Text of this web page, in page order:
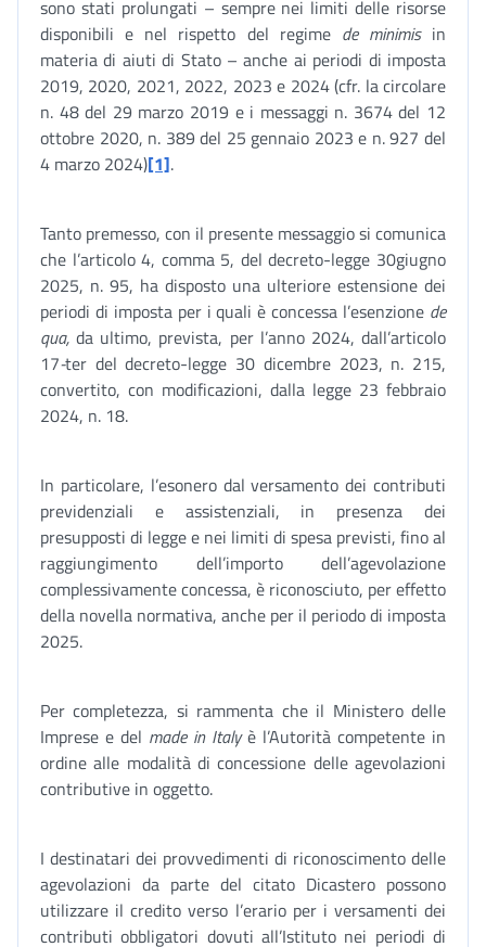
sono stati prolungati – sempre nei limiti delle risorse
disponibili e nel rispetto del regime de minimisin
materia di aiuti di Stato – anche ai periodi di imposta
2019, 2020, 2021, 2022, 2023 e 2024 (cfr. la circolare
n. 48 del 29 marzo 2019 e i messaggi n. 3674 del 12
ottobre 2020, n. 389 del 25 gennaio 2023 e n. 927 del
4 marzo 2024)[1].
Tanto premesso, con il presente messaggio si comunica
che l’articolo 4, comma 5, del decreto-legge 30giugno
2025, n. 95, ha disposto una ulteriore estensione dei
periodi di imposta per i quali è concessa l’esenzione de
qua,da ultimo, prevista, per l’anno 2024, dall’articolo
17-ter del decreto-legge 30 dicembre 2023, n. 215,
convertito, con modificazioni, dalla legge 23 febbraio
2024, n. 18.
In particolare, l’esonero dal versamento dei contributi
previdenziali e assistenziali, in presenza dei
presupposti di legge e nei limiti di spesa previsti, fino al
raggiungimento dell’importo dell’agevolazione
complessivamente concessa, è riconosciuto, per effetto
della novella normativa, anche per il periodo di imposta
2025.
Per completezza, si rammenta che il Ministero delle
Imprese e del made in Italyè l’Autorità competente in
ordine alle modalità di concessione delle agevolazioni
contributive in oggetto.
I destinatari dei provvedimenti di riconoscimento delle
agevolazioni da parte del citato Dicastero possono
utilizzare il credito verso l’erario per i versamenti dei
contributi obbligatori dovuti all’Istituto nei periodi di